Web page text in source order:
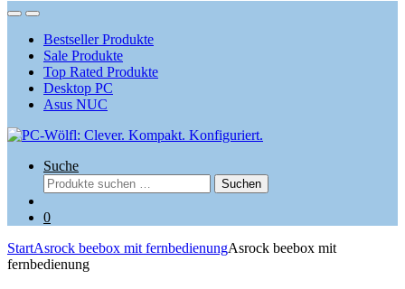
OpenClose
Bestseller Produkte
Sale Produkte
Top Rated Produkte
Desktop PC
Asus NUC
Suche
Suchen
nach:
Suchen
0
StartAsrock beebox mit fernbedienungAsrock beebox mit
fernbedienung